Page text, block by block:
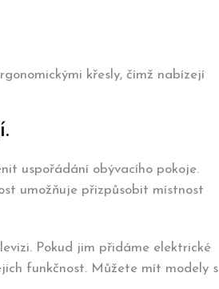
křesly, čímž nabízejí
uspořádání obývacího pokoje.
umožňuje přizpůsobit místnost
Pokud jim přidáme elektrické
funkčnost. Můžete mít modely s